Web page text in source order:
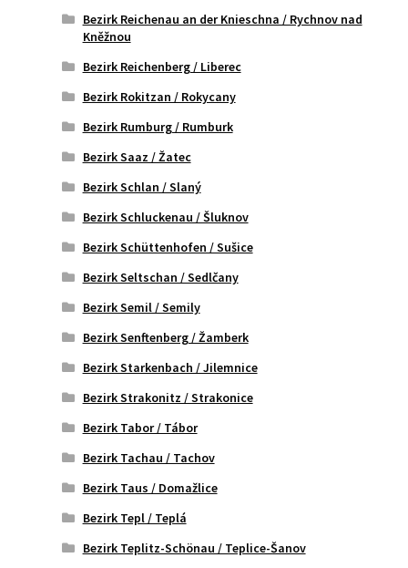
Bezirk Reichenau an der Knieschna / Rychnov nad
Kněžnou
Bezirk Reichenberg / Liberec
Bezirk Rokitzan / Rokycany
Bezirk Rumburg / Rumburk
Bezirk Saaz / Žatec
Bezirk Schlan / Slaný
Bezirk Schluckenau / Šluknov
Bezirk Schüttenhofen / Sušice
Bezirk Seltschan / Sedlčany
Bezirk Semil / Semily
Bezirk Senftenberg / Žamberk
Bezirk Starkenbach / Jilemnice
Bezirk Strakonitz / Strakonice
Bezirk Tabor / Tábor
Bezirk Tachau / Tachov
Bezirk Taus / Domažlice
Bezirk Tepl / Teplá
Bezirk Teplitz-Schönau / Teplice-Šanov